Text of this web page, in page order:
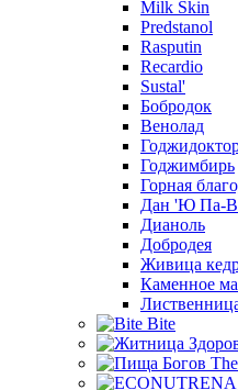
Milk Skin
Predstanol
Rasputin
Recardio
Sustal'
Бобродок
Венолад
Годжимбирь
Горная
Дан 'Ю Па-
Дианоль
Добродея
Живица
Каменное
Bite